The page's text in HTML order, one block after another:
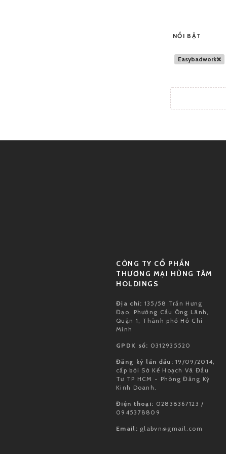
NỔI BẬT
Easybadwork
CÔNG TY CỔ PHẦN
THƯƠNG MẠI HÙNG TÂM
HOLDINGS
Địa chỉ: 135/58 Trần Hưng
Đạo, Phường Cầu Ông Lãnh,
Quận 1, Thành phố Hồ Chí
Minh
GPDK số: 0312935520
Đăng ký lần đầu: 19/09/2014,
cấp bởi Sở Kế Hoạch Và Đầu
Tư TP HCM - Phòng Đăng Ký
Kinh Doanh.
Điện thoại: 02838367123 /
0945378809
Email: glabvn@gmail.com